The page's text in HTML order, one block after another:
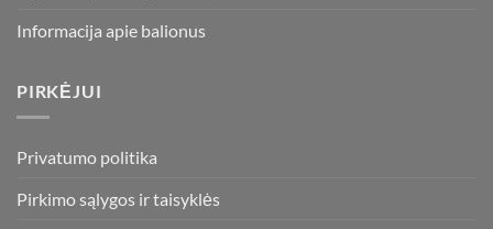
Informacija apie balionus
PIRKĖJUI
Privatumo politika
Pirkimo sąlygos ir taisyklės